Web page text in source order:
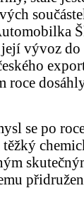
vývoz do
roce
se po
těžký